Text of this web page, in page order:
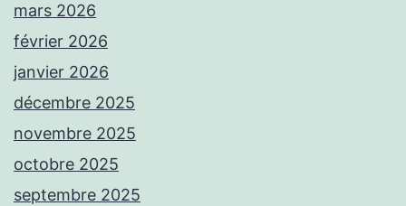
mars 2026
février 2026
janvier 2026
décembre 2025
novembre 2025
octobre 2025
septembre 2025